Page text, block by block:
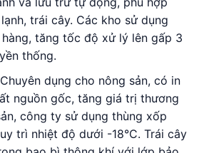
trái cây. Các kho sử dụng
tăng tốc độ xử lý lên gấp 3
thống.
Chuyên dụng cho nông sản, có in
nguồn gốc, tăng giá trị thương
công ty sử dụng thùng xốp
trì nhiệt độ dưới -18°C. Trái cây